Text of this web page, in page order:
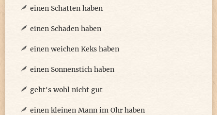
einen Schatten haben
einen Schaden haben
einen weichen Keks haben
einen Sonnenstich haben
geht's wohl nicht gut
einen kleinen Mann im Ohr haben